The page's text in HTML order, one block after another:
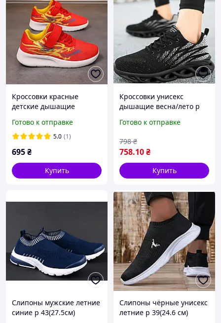
Кроссовки красные
детские дышащие
Готово к отправке
5.0 (1)
695₴
Купить
Кроссовки унисекс
дышащие весна/лето р
Готово к отправке
758.10₴
798 ₴
Купить
Слипоны мужские летние
синие р 43(27.5см)
Слипоны чёрные унисекс
летние р 39(24.6 см)